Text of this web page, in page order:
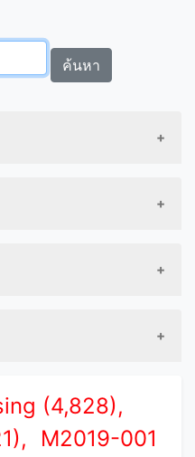
ค้นหา
(4,828),
M2019-001